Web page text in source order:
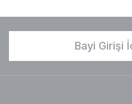
Bayi Girişi